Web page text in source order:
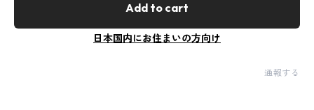
Add to cart
日本国内にお住まいの方向け
通報する